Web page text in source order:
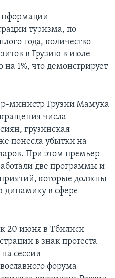
туризма, по
года, количество
в Грузию в июле
1%, что демонстрирует
министр Грузии Мамука
числа
грузинская
понесла убытки на
При этом премьер
две программы и
которые должны
динамику в сфере
20 июня в Тбилиси
в знак протеста
на сессии
форума